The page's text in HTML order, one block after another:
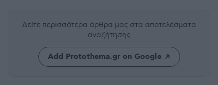
Δείτε περισσότερα άρθρα μας στα αποτελέσματα
αναζήτησης
Add Protothema.gr on Google